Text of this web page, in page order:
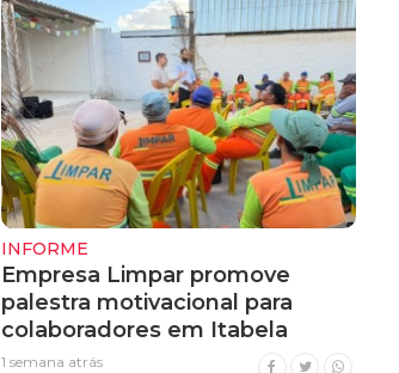
INFORME
Empresa Limpar promove
palestra motivacional para
colaboradores em Itabela
1 semana atrás